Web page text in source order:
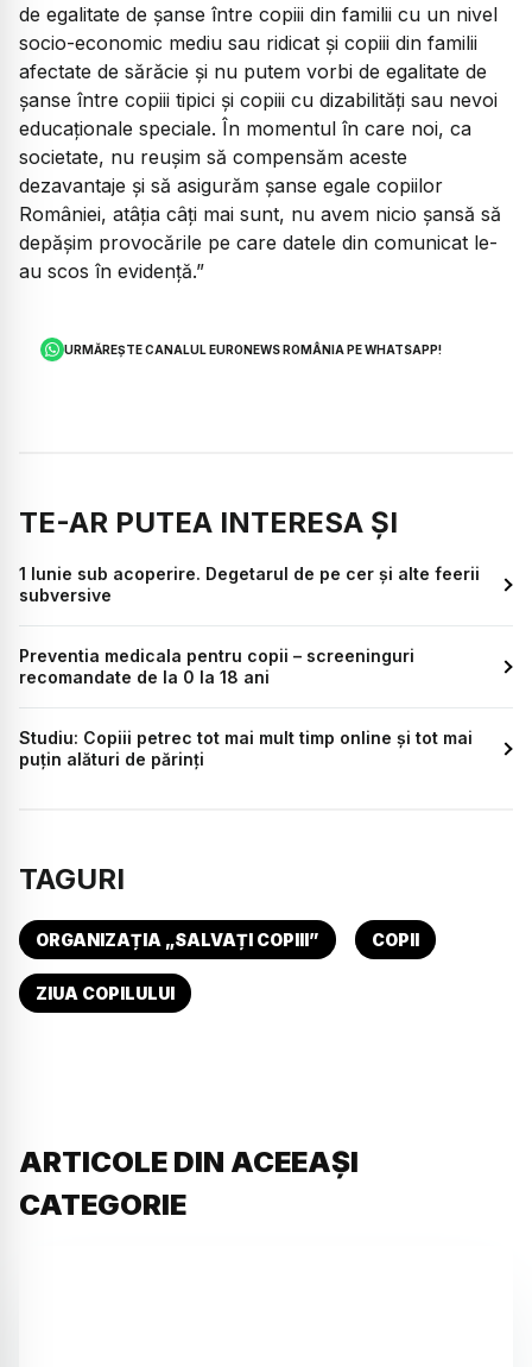
de egalitate de șanse între copiii din familii cu un nivel
socio-economic mediu sau ridicat și copiii din familii
afectate de sărăcie și nu putem vorbi de egalitate de
șanse între copiii tipici și copiii cu dizabilități sau nevoi
educaționale speciale. În momentul în care noi, ca
societate, nu reușim să compensăm aceste
dezavantaje și să asigurăm șanse egale copiilor
României, atâția câți mai sunt, nu avem nicio șansă să
depășim provocările pe care datele din comunicat le-
au scos în evidență.”
URMĂREȘTE CANALUL EURONEWS ROMÂNIA PE WHATSAPP!
TE-AR PUTEA INTERESA ȘI
1 Iunie sub acoperire. Degetarul de pe cer și alte feerii
subversive
Preventia medicala pentru copii – screeninguri
recomandate de la 0 la 18 ani
Studiu: Copiii petrec tot mai mult timp online și tot mai
puțin alături de părinți
TAGURI
ORGANIZAȚIA „SALVAȚI COPIII” COPII
ZIUA COPILULUI
ARTICOLE DIN ACEEAȘI
CATEGORIE